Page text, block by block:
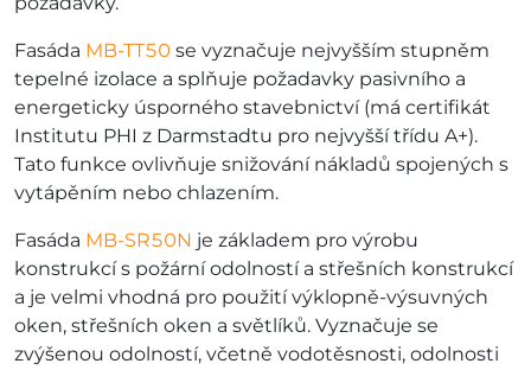
Fasáda MB-TT50 se vyznačuje nejvyšším stupněm
tepelné izolace a splňuje požadavky pasivního a
energeticky úsporného stavebnictví (má certifikát
Institutu PHI z Darmstadtu pro nejvyšší třídu A+).
Tato funkce ovlivňuje snižování nákladů spojených s
vytápěním nebo chlazením.
Fasáda MB-SR50N je základem pro výrobu
konstrukcí s požární odolností a střešních konstrukcí
a je velmi vhodná pro použití výklopně-výsuvných
oken, střešních oken a světlíků. Vyznačuje se
zvýšenou odolností, včetně vodotěsnosti, odolnosti